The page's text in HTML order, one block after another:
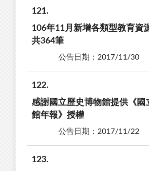
121
106年11月新增各類型教育資
共364筆
公告日期：2017/11/30
122
感謝國立歷史博物館提供《國
館年報》授權
公告日期：2017/11/22
123